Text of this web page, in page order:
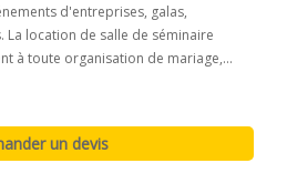
d'entreprises, galas,
location de salle de séminaire
à toute organisation de mariage,...